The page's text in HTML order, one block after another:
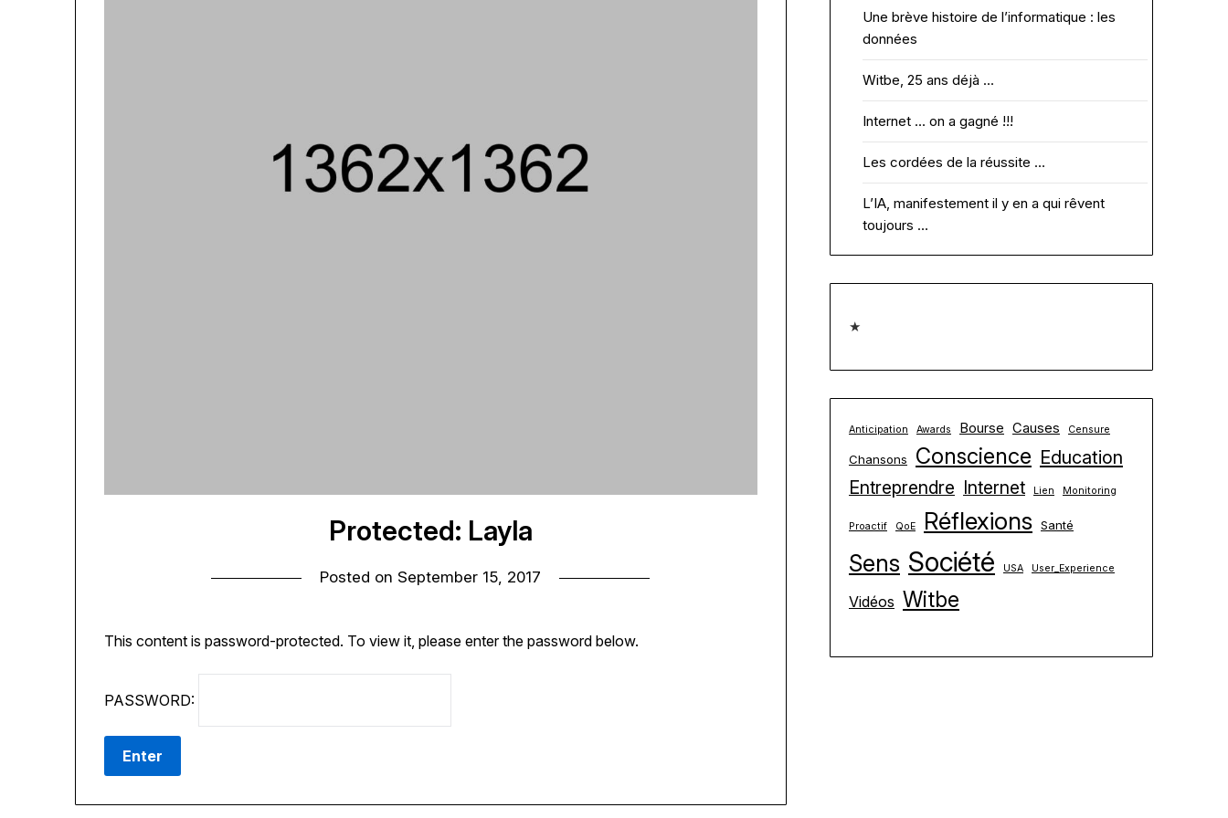
Protected: Layla
Posted on September 15, 2017
This content is password-protected. To view it, please enter the password below.
PASSWORD:
Une brève histoire de l’informatique : les
données
Witbe, 25 ans déjà …
Internet … on a gagné !!!
Les cordées de la réussite …
L’IA, manifestement il y en a qui rêvent
toujours …
★
Anticipation Awards Bourse Causes Censure
Chansons Conscience Education
Entreprendre Internet Lien Monitoring
Proactif QoE Réflexions Santé
Sens Société USA User_Experience
Vidéos Witbe